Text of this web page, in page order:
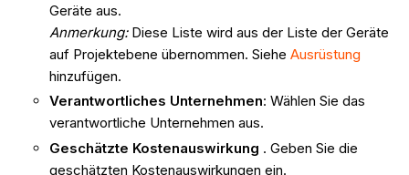
Geräte aus.
Anmerkung:Diese Liste wird aus der Liste der Geräte
auf Projektebene übernommen. Siehe Ausrüstung
hinzufügen.
Verantwortliches Unternehmen: Wählen Sie das
verantwortliche Unternehmen aus.
Geschätzte Kostenauswirkung . Geben Sie die
geschätzten Kostenauswirkungen ein.